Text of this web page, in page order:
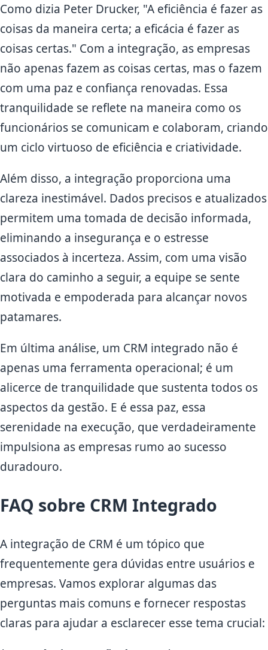
Como dizia Peter Drucker, "A eficiência é fazer as
coisas da maneira certa; a eficácia é fazer as
coisas certas." Com a integração, as empresas
não apenas fazem as coisas certas, mas o fazem
com uma paz e confiança renovadas. Essa
tranquilidade se reflete na maneira como os
funcionários se comunicam e colaboram, criando
um ciclo virtuoso de eficiência e criatividade.
Além disso, a integração proporciona uma
clareza inestimável. Dados precisos e atualizados
permitem uma tomada de decisão informada,
eliminando a insegurança e o estresse
associados à incerteza. Assim, com uma visão
clara do caminho a seguir, a equipe se sente
motivada e empoderada para alcançar novos
patamares.
Em última análise, um CRM integrado não é
apenas uma ferramenta operacional; é um
alicerce de tranquilidade que sustenta todos os
aspectos da gestão. E é essa paz, essa
serenidade na execução, que verdadeiramente
impulsiona as empresas rumo ao sucesso
duradouro.
FAQ sobre CRM Integrado
A integração de CRM é um tópico que
frequentemente gera dúvidas entre usuários e
empresas. Vamos explorar algumas das
perguntas mais comuns e fornecer respostas
claras para ajudar a esclarecer esse tema crucial: